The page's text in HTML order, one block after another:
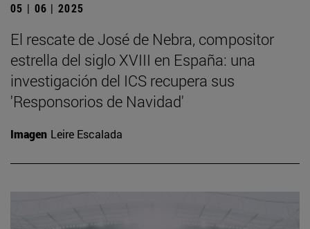
05 | 06 | 2025
El rescate de José de Nebra, compositor
estrella del siglo XVIII en España: una
investigación del ICS recupera sus
'Responsorios de Navidad'
Imagen Leire Escalada